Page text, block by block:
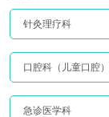
针灸理疗科
口腔科（儿童口腔）
急诊医学科